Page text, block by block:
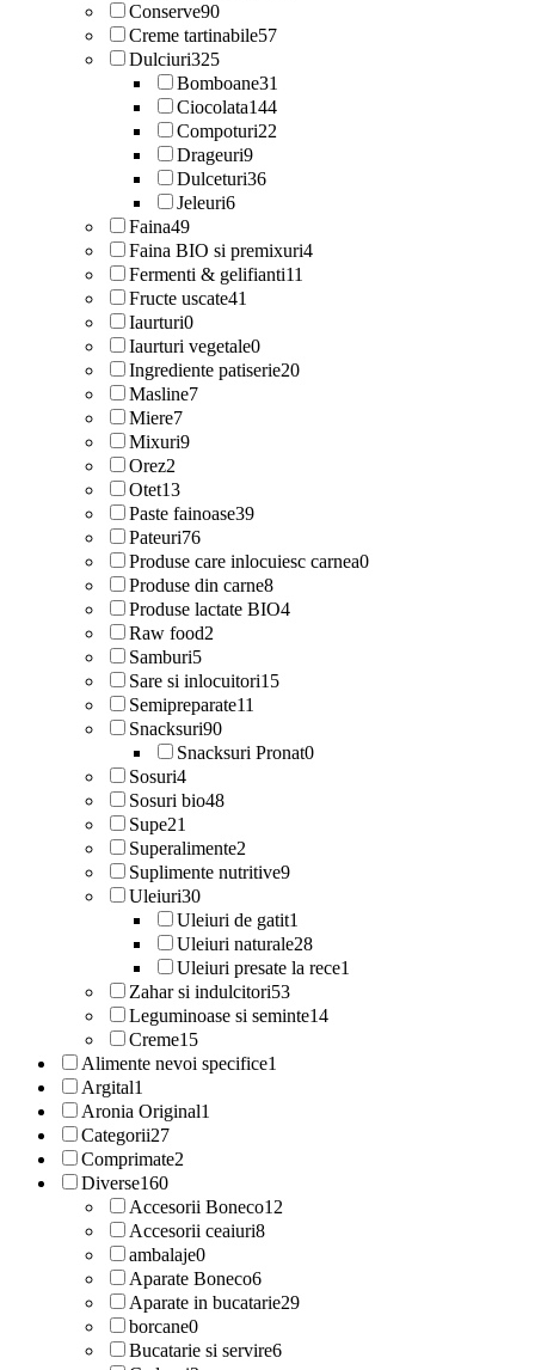
Conserve90
Creme tartinabile57
Dulciuri325
Bomboane31
Ciocolata144
Compoturi22
Drageuri9
Dulceturi36
Jeleuri6
Faina49
Faina BIO si premixuri4
Fermenti & gelifianti11
Fructe uscate41
Iaurturi0
Iaurturi vegetale0
Ingrediente patiserie20
Masline7
Miere7
Mixuri9
Orez2
Otet13
Paste fainoase39
Pateuri76
Produse care inlocuiesc carnea0
Produse din carne8
Produse lactate BIO4
Raw food2
Samburi5
Sare si inlocuitori15
Semipreparate11
Snacksuri90
Snacksuri Pronat0
Sosuri4
Sosuri bio48
Supe21
Superalimente2
Suplimente nutritive9
Uleiuri30
Uleiuri de gatit1
Uleiuri naturale28
Uleiuri presate la rece1
Zahar si indulcitori53
Leguminoase si seminte14
Creme15
Alimente nevoi specifice1
Argital1
Aronia Original1
Categorii27
Comprimate2
Diverse160
Accesorii Boneco12
Accesorii ceaiuri8
ambalaje0
Aparate Boneco6
Aparate in bucatarie29
borcane0
Bucatarie si servire6